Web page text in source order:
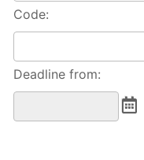
Code:
Deadline from: